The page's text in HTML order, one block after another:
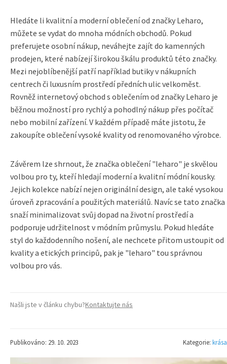
Hledáte li kvalitní a moderní oblečení od značky Leharo,
můžete se vydat do mnoha módních obchodů. Pokud
preferujete osobní nákup, neváhejte zajít do kamenných
prodejen, které nabízejí širokou škálu produktů této značky.
Mezi nejoblíbenější patří například butiky v nákupních
centrech či luxusním prostředí předních ulic velkoměst.
Rovněž internetový obchod s oblečením od značky Leharo je
běžnou možností pro rychlý a pohodlný nákup přes počítač
nebo mobilní zařízení. V každém případě máte jistotu, že
zakoupíte oblečení vysoké kvality od renomovaného výrobce.
Závěrem lze shrnout, že značka oblečení "leharo" je skvělou
volbou pro ty, kteří hledají moderní a kvalitní módní kousky.
Jejich kolekce nabízí nejen originální design, ale také vysokou
úroveň zpracování a použitých materiálů. Navíc se tato značka
snaží minimalizovat svůj dopad na životní prostředí a
podporuje udržitelnost v módním průmyslu. Pokud hledáte
styl do každodenního nošení, ale nechcete přitom ustoupit od
kvality a etických principů, pak je "leharo" tou správnou
volbou pro vás.
Našli jste v článku chybu?Kontaktujte nás
Publikováno: 29. 10. 2023 Kategorie: krása